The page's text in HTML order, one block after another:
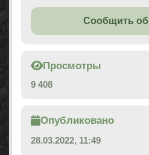
Сообщить
Просмотры
9 408
Опубликовано
28.03.2022, 11:49